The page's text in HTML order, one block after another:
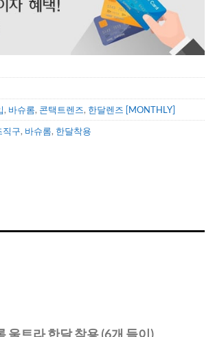
, 바슈롬, 콘택트렌즈, 한달렌즈 [MONTHLY]
직구, 바슈롬, 한달착용
울트라 한달 착용 (6개 들이)